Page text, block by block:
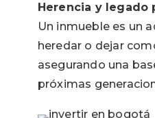
Herencia y legado
Un inmueble es un
heredar o dejar
asegurando una
próximas